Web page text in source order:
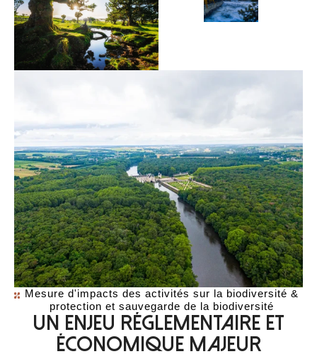
Mesure d'impacts des activités sur la biodiversité &
protection et sauvegarde de la biodiversité
Un enjeu réglementaire et
économique majeur